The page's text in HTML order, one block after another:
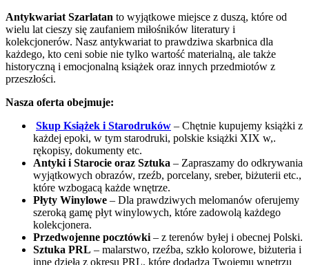
Antykwariat Szarlatan to wyjątkowe miejsce z duszą, które od
wielu lat cieszy się zaufaniem miłośników literatury i
kolekcjonerów. Nasz antykwariat to prawdziwa skarbnica dla
każdego, kto ceni sobie nie tylko wartość materialną, ale także
historyczną i emocjonalną książek oraz innych przedmiotów z
przeszłości.
Nasza oferta obejmuje:
Skup Książek i Starodruków – Chętnie kupujemy książki z
każdej epoki, w tym starodruki, polskie książki XIX w,.
rękopisy, dokumenty etc.
Antyki i Starocie oraz Sztuka – Zapraszamy do odkrywania
wyjątkowych obrazów, rzeźb, porcelany, sreber, biżuterii etc.,
które wzbogacą każde wnętrze.
Płyty Winylowe – Dla prawdziwych melomanów oferujemy
szeroką gamę płyt winylowych, które zadowolą każdego
kolekcjonera.
Przedwojenne pocztówki – z terenów byłej i obecnej Polski.
Sztuka PRL – malarstwo, rzeźba, szkło kolorowe, biżuteria i
inne dzieła z okresu PRL, które dodadzą Twojemu wnętrzu